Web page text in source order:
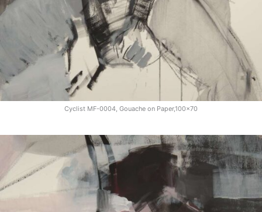
Cyclist MF-0004, Gouache on Paper,100x70